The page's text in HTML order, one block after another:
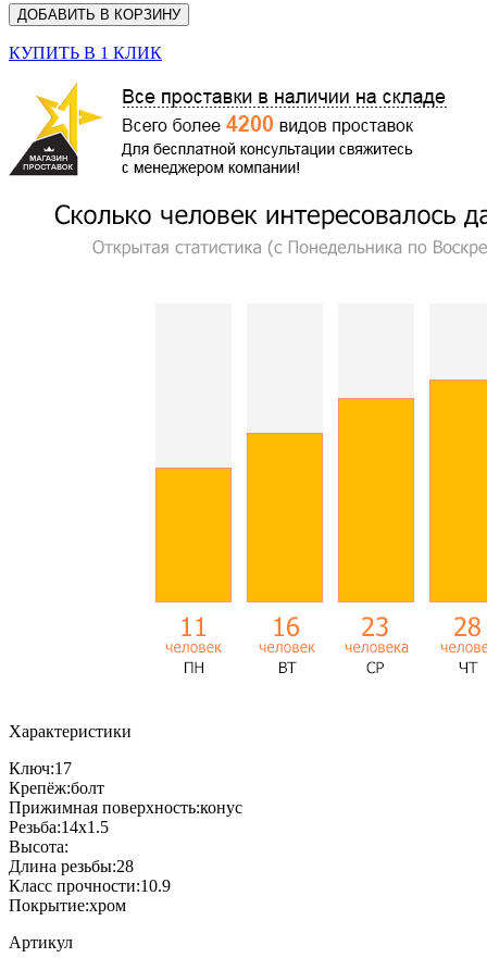
КУПИТЬ В 1 КЛИК
Характеристики
Ключ:17
Крепёж:болт
Прижимная поверхность:конус
Резьба:14x1.5
Высота:
Длина резьбы:28
Класс прочности:10.9
Покрытие:хром
Артикул